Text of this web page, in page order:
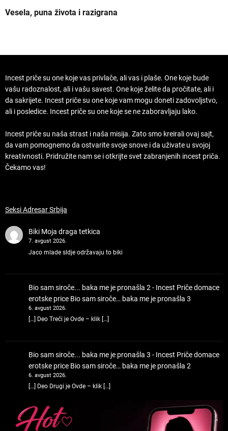
Vesela, puna života i razigrana
Incest priče su one koje vas privlače, ali vas i plaše. One koje bude
vašu radoznalost, ali i vašu savest. One koje želite da pročitate, ali i
da sakrijete. Incest priče su one koje vam mogu doneti zadovoljstvo,
ali i posledice. Incest priče su one koje se ne zaboravljaju lako.
Incest priče su naša strast i naša misija. Zato smo kreirali ovaj sajt,
da vam pomognemo da ostvarite svoje snove i da uživate u svojoj
kreativnosti. Pridružite nam se i otkrijte svet zabranjenih incest priča.
Čekamo vas!
Seksi Adresar Srbija
Biki Moja draga tetkica
7. avgust 2026.
Jaco mlade sldje održavaju to biki
Bio sam siroče... baka me je pronašla 2 - Incest Priče domace
erotske price Bio sam siroče… baka me je pronašla 3
6. avgust 2026.
[…] Deo Treći je Ovde – klik […]
Bio sam siroče... baka me je pronašla 3 - Incest Priče domace
erotske price Bio sam siroče… baka me je pronašla 2
6. avgust 2026.
[…] Deo Drugi je Ovde – klik […]